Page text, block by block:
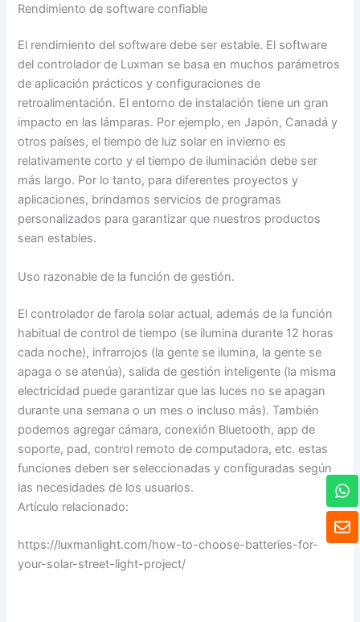
Rendimiento de software confiable
El rendimiento del software debe ser estable. El software
del controlador de Luxman se basa en muchos parámetros
de aplicación prácticos y configuraciones de
retroalimentación. El entorno de instalación tiene un gran
impacto en las lámparas. Por ejemplo, en Japón, Canadá y
otros países, el tiempo de luz solar en invierno es
relativamente corto y el tiempo de iluminación debe ser
más largo. Por lo tanto, para diferentes proyectos y
aplicaciones, brindamos servicios de programas
personalizados para garantizar que nuestros productos
sean estables.
Uso razonable de la función de gestión.
El controlador de farola solar actual, además de la función
habitual de control de tiempo (se ilumina durante 12 horas
cada noche), infrarrojos (la gente se ilumina, la gente se
apaga o se atenúa), salida de gestión inteligente (la misma
electricidad puede garantizar que las luces no se apagan
durante una semana o un mes o incluso más). También
podemos agregar cámara, conexión Bluetooth, app de
soporte, pad, control remoto de computadora, etc. estas
funciones deben ser seleccionadas y configuradas según
las necesidades de los usuarios.
Artículo relacionado:
https://luxmanlight.com/how-to-choose-batteries-for-
your-solar-street-light-project/
S
o
W
h
a
t
s